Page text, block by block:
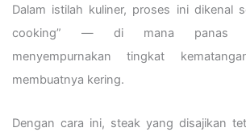
Dalam istilah kuliner, proses ini dikenal
cooking” — di mana panas
menyempurnakan tingkat
membuatnya kering.
Dengan cara ini, steak yang disajikan